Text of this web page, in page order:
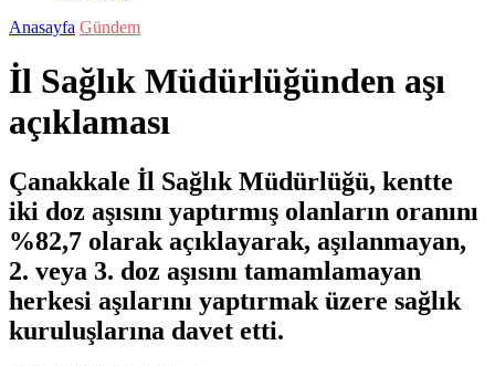
Anasayfa Gündem
İl Sağlık Müdürlüğünden aşı
açıklaması
Çanakkale İl Sağlık Müdürlüğü, kentte
iki doz aşısını yaptırmış olanların oranını
%82,7 olarak açıklayarak, aşılanmayan,
2. veya 3. doz aşısını tamamlamayan
herkesi aşılarını yaptırmak üzere sağlık
kuruluşlarına davet etti.